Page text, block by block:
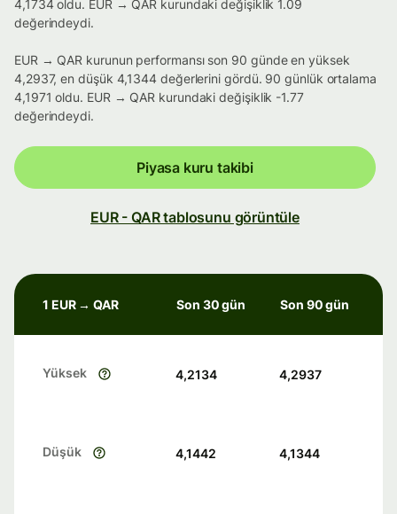
4,1734 oldu. EUR → QAR kurundaki değişiklik 1.09
değerindeydi.
EUR → QAR kurunun performansı son 90 günde en yüksek
4,2937, en düşük 4,1344 değerlerini gördü. 90 günlük ortalama
4,1971 oldu. EUR → QAR kurundaki değişiklik -1.77
değerindeydi.
Piyasa kuru takibi
EUR - QAR tablosunu görüntüle
1 EUR → QAR Son 30 gün Son 90 gün
Yüksek 4,2134 4,2937
Düşük 4,1442 4,1344